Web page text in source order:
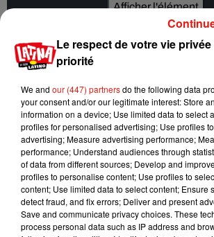
Afficher l'élément
TyC Sport n'a pour l'instant pas formulé
diffusion de cette séquence, rapidement
les réseaux sociaux.
Musique
6 août 2026
Karol G dévoile la
album… avec des
Le respect de votre vie
priorité
We and our (447) partnersdo the following data
your consent and/or our legitimate interest: Store
information on a device; Use limited data to select
profiles for personalised advertising; Use profiles
advertising; Measure advertising performance;
performance; Understand audiences through
of data from different sources; Develop and
profiles to personalise content; Use profiles to
content; Use limited data to select content; Ensure
detect fraud, and fix errors; Deliver and present
Save and communicate privacy choices. These
process personal data such as IP address and